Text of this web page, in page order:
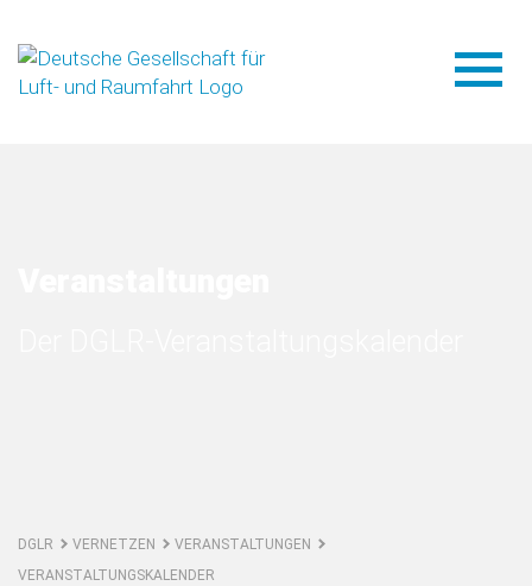
DGLR VERNETZEN
VERANSTALTUNGEN
VERANSTALTUNGSKALENDER